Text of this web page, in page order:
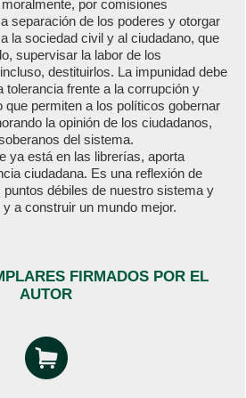
por comisiones
separación de los poderes y otorgar
la sociedad civil y al ciudadano, que
supervisar la labor de los
destituirlos. La impunidad debe
tolerancia frente a la corrupción y
permiten a los políticos gobernar
la opinión de los ciudadanos,
del sistema.
ya está en las librerías, aporta
ciudadana. Es una reflexión de
débiles de nuestro sistema y
a construir un mundo mejor.
FIRMADOS POR EL
AUTOR